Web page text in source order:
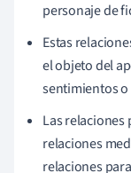
personaje de
Estas
el objeto del
sentimientos o
Las relaciones
relaciones
relaciones